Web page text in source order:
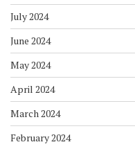
July 2024
June 2024
May 2024
April 2024
March 2024
February 2024